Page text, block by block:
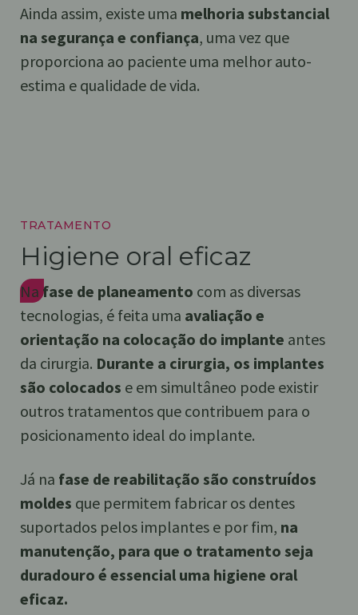
Ainda assim, existe uma melhoria substancial
na segurança e confiança, uma vez que
proporciona ao paciente uma melhor auto-
estima e qualidade de vida.
TRATAMENTO
Higiene oral eficaz
Na fase de planeamento com as diversas
tecnologias, é feita uma avaliação e
orientação na colocação do implante antes
da cirurgia. Durante a cirurgia, os implantes
são colocados e em simultâneo pode existir
outros tratamentos que contribuem para o
posicionamento ideal do implante.
Já na fase de reabilitação são construídos
moldes que permitem fabricar os dentes
suportados pelos implantes e por fim, na
manutenção, para que o tratamento seja
duradouro é essencial uma higiene oral
eficaz.